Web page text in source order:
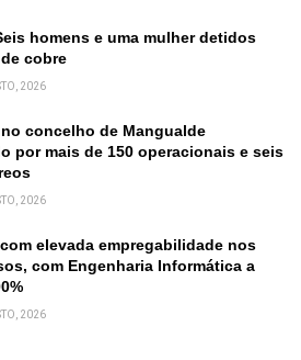
homens e uma mulher detidos
cobre
2026
concelho de Mangualde
por mais de 150 operacionais e seis
2026
com elevada empregabilidade nos
com Engenharia Informática a
2026